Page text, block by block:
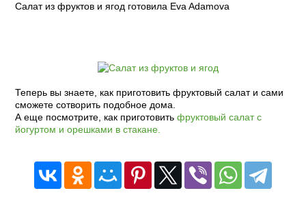
Салат из фруктов и ягод готовила Eva Adamova
Теперь вы знаете, как приготовить фруктовый салат и сами
сможете сотворить подобное дома.
А еще посмотрите, как приготовить фруктовый салат с
йогуртом и орешками в стакане.